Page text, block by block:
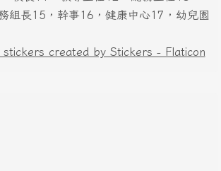
組長15，幹事16，健康中心17，幼兒園
created by Stickers - Flaticon